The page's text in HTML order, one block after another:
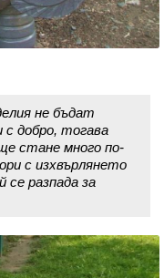
не бъдат
с добро, тогава
стане много по-
с изхвърлянето
се разпада за